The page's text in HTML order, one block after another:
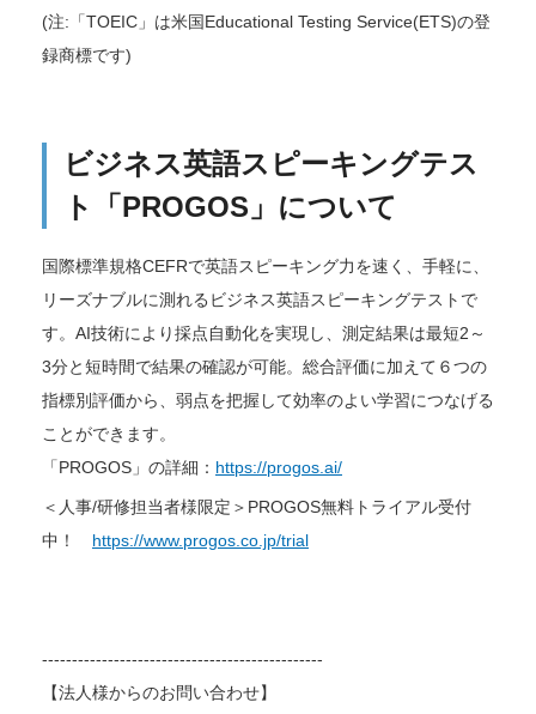
(注:「TOEIC」は米国Educational Testing Service(ETS)の登
録商標です)
ビジネス英語スピーキングテス
ト「PROGOS」について
国際標準規格CEFRで英語スピーキング力を速く、手軽に、
リーズナブルに測れるビジネス英語スピーキングテストで
す。AI技術により採点自動化を実現し、測定結果は最短2～
3分と短時間で結果の確認が可能。総合評価に加えて６つの
指標別評価から、弱点を把握して効率のよい学習につなげる
ことができます。
「PROGOS」の詳細： https://progos.ai/
＜人事/研修担当者様限定＞PROGOS無料トライアル受付
中！ https://www.progos.co.jp/trial
-----------------------------------------------
【法人様からのお問い合わせ】